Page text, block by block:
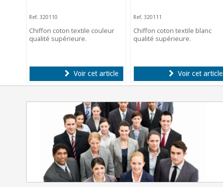
Ref. 320110
Chiffon coton textile couleur
qualité supérieure.
Voir cet article
Ref. 320111
Chiffon coton textile blanc
qualité supérieure.
Voir cet article